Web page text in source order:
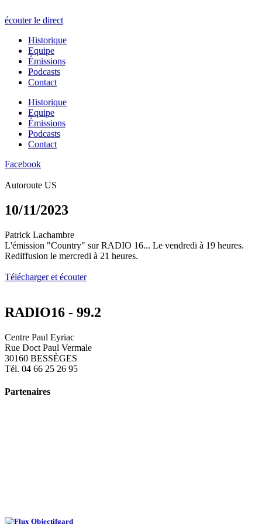
écouter le direct
Historique
Equipe
Émissions
Podcasts
Contact
Historique
Equipe
Émissions
Podcasts
Contact
Facebook
Autoroute US
10/11/2023
Patrick Lachambre
L'émission "Country" sur RADIO 16... Le vendredi à 19 heures.
Rediffusion le mercredi à 21 heures.
Télécharger et écouter
RADIO16 - 99.2
Centre Paul Eyriac
Rue Doct Paul Vermale
30160 BESSÈGES
Tél. 04 66 25 26 95
Partenaires
Objectifgard